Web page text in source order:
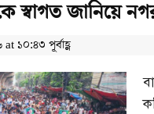
স্বাগত জানিয়ে
১০:৪৩ পূর্বাহ্ণ